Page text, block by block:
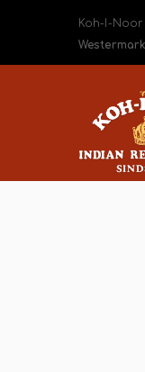
Koh-I-